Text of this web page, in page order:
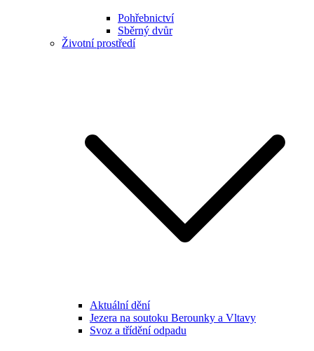
Pohřebnictví
Sběrný dvůr
Životní prostředí
Aktuální dění
Jezera na soutoku Berounky a Vltavy
Svoz a třídění odpadu